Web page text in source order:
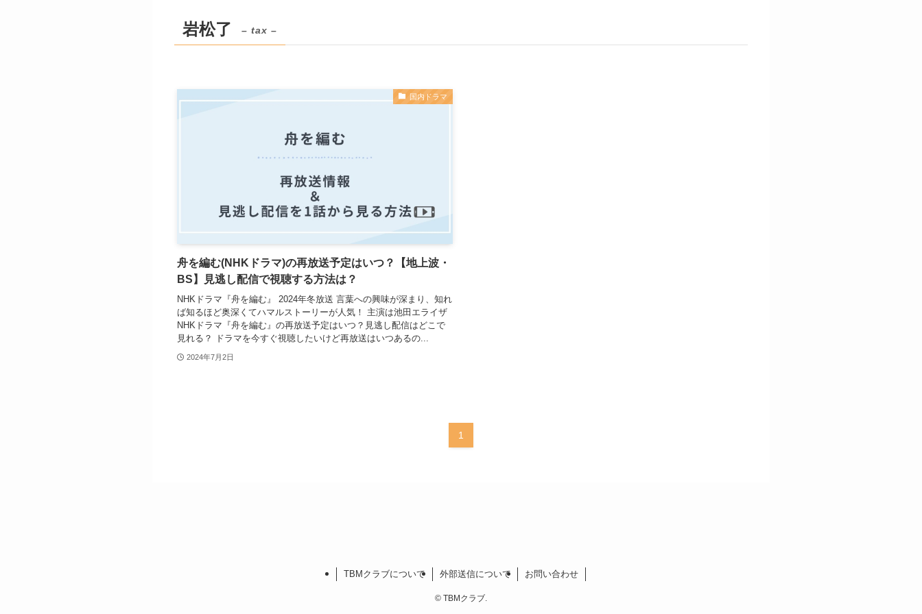
岩松了 – tax –
国内ドラマ
舟を編む(NHKドラマ)の再放送予定はいつ？【地上波・
BS】見逃し配信で視聴する方法は？
NHKドラマ『舟を編む』 2024年冬放送 言葉への興味が深まり、知れ
ば知るほど奥深くてハマルストーリーが人気！ 主演は池田エライザ
NHKドラマ『舟を編む』の再放送予定はいつ？見逃し配信はどこで
見れる？ ドラマを今すぐ視聴したいけど再放送はいつあるの...
2024年7月2日
1
TBMクラブについて 外部送信について お問い合わせ
© TBMクラブ.